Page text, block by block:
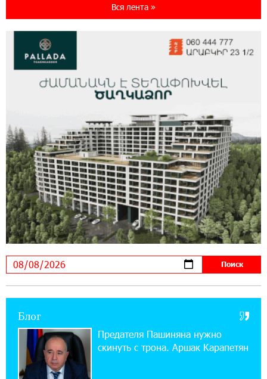
Seaside Startup Summit
В мобильном приложении Юнибанка теперь
imID
«Бесплатные бонусы в играх»: IDBank
предупреждает о кибератаках на школьников
11:21:15 31-07-2026
ЕАЭС со временем будет расширяться. Когда-
нибудь это поймёт и рядовой армянин, но
будет уже поздно
11:03:52 31-07-2026
Если Израиль использует тему Геноцида
армян против Эрдогана, то что для него
значит сам Геноцид?
10% годовых и оформление в мобильном
приложении
17:03:49 30-07-2026
Вся лента »
Блог
Предателя Пашиняна нужно
скинуть с трона. Аршак Карапетян